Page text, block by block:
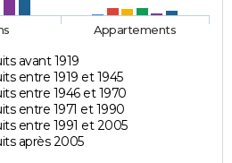
avant 1919
entre 1919 et 1945
entre 1946 et 1970
entre 1971 et 1990
entre 1991 et 2005
après 2005
Appartements